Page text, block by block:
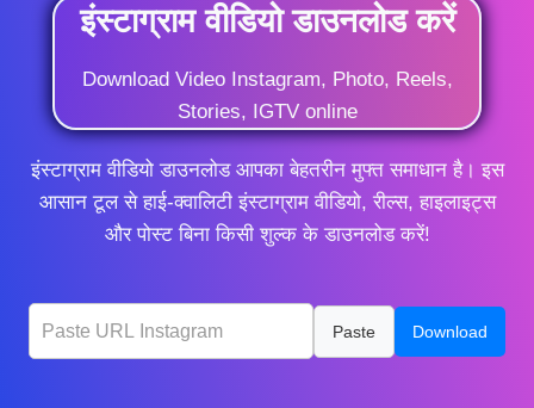
इंस्टाग्राम वीडियो डाउनलोड करें
Download Video Instagram, Photo, Reels,
Stories, IGTV online
इंस्टाग्राम वीडियो डाउनलोड आपका बेहतरीन मुफ्त समाधान है। इस
आसान टूल से हाई-क्वालिटी इंस्टाग्राम वीडियो, रील्स, हाइलाइट्स
और पोस्ट बिना किसी शुल्क के डाउनलोड करें!
Paste Download